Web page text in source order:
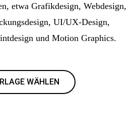
etwa Grafikdesign, Webdesign,
UI/UX-Design,
und Motion Graphics.
WÄHLEN